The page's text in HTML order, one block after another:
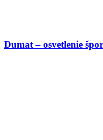
Dumat – osvetlenie